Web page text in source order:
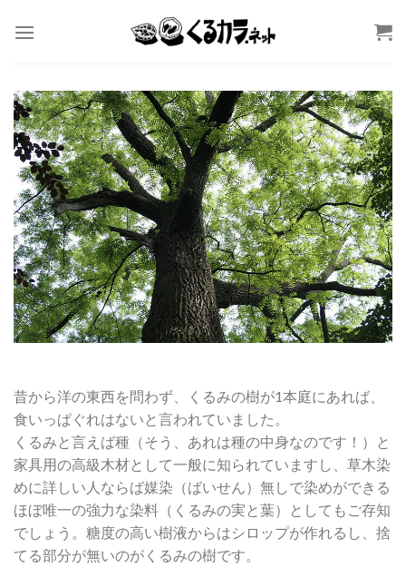
昔から洋の東西を問わず、くるみの樹が1本庭にあれば、
食いっぱぐれはないと言われていました。
くるみと言えば種（そう、あれは種の中身なのです！）と
家具用の高級木材として一般に知られていますし、草木染
めに詳しい人ならば媒染（ばいせん）無しで染めができる
ほぼ唯一の強力な染料（くるみの実と葉）としてもご存知
でしょう。糖度の高い樹液からはシロップが作れるし、捨
てる部分が無いのがくるみの樹です。